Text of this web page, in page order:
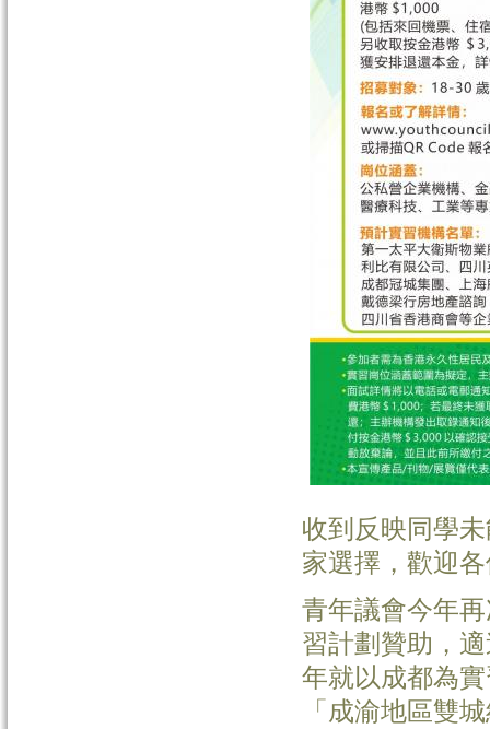
收到反映同學
家選擇，歡迎
青年議會今年
習計劃贊助，
年就以成都為
「成渝地區雙